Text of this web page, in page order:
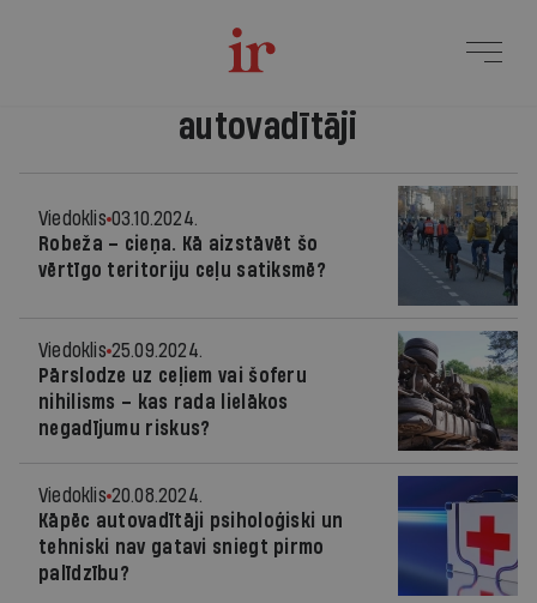
autovadītāji
Viedoklis 03.10.2024.
Robeža – cieņa. Kā aizstāvēt šo
vērtīgo teritoriju ceļu satiksmē?
Viedoklis 25.09.2024.
Pārslodze uz ceļiem vai šoferu
nihilisms – kas rada lielākos
negadījumu riskus?
Viedoklis 20.08.2024.
Kāpēc autovadītāji psiholoģiski un
tehniski nav gatavi sniegt pirmo
palīdzību?